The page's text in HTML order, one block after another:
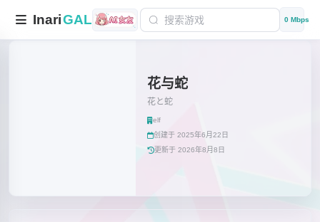
InariGAL 0 Mbps
花与蛇
花と蛇
elf
创建于 2025年6月22日
更新于 2026年8月8日